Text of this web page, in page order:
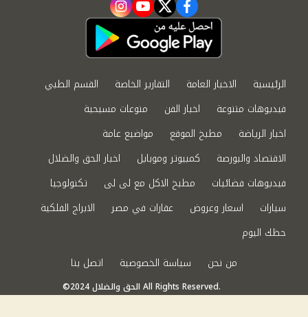
facebook
twitter
youtube
instagram
الرئيسية الاخبار العامة التقارير الخاصة
القسم الطبي
فيديوهات متنوعة
اخبار الفن
منوعات مسيحية
اخبار الرياضة
مطبخ الموقع
مواضيع عامة
الاقتصاد والبورصة
كمبيوتر وموبايل
اخبار الحق والضلال
فيديوهات فضائيات
مطبخ الاكل مع لى لى
تكنولوجيا
سيارات
اسعار وعروض عقارات في مصر
الابراج الفلكية
حظك اليوم
من نحن
سياسة الخصوصية اتصل بنا
©2024 الحق والضلال All Rights Reserved.